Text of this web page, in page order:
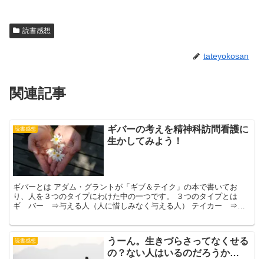
読書感想
tateyokosan
関連記事
読書感想
ギバーの考えを精神科訪問看護に
生かしてみよう！
ギバーとは アダム・グラントが「ギブ＆テイク」の本で書いてお
り、人を３つのタイプにわけた中の一つです。 ３つのタイプとは
ギ バー ⇒与える人（人に惜しみなく与える人） テイカー ⇒受
読書感想
うーん。生きづらさってなくせる
の？ない人はいるのだろうか…